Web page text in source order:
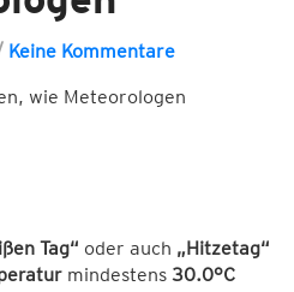
Keine Kommentare
wie Meteorologen
Tag“ oder auch „Hitzetag“
mindestens 30.0°C